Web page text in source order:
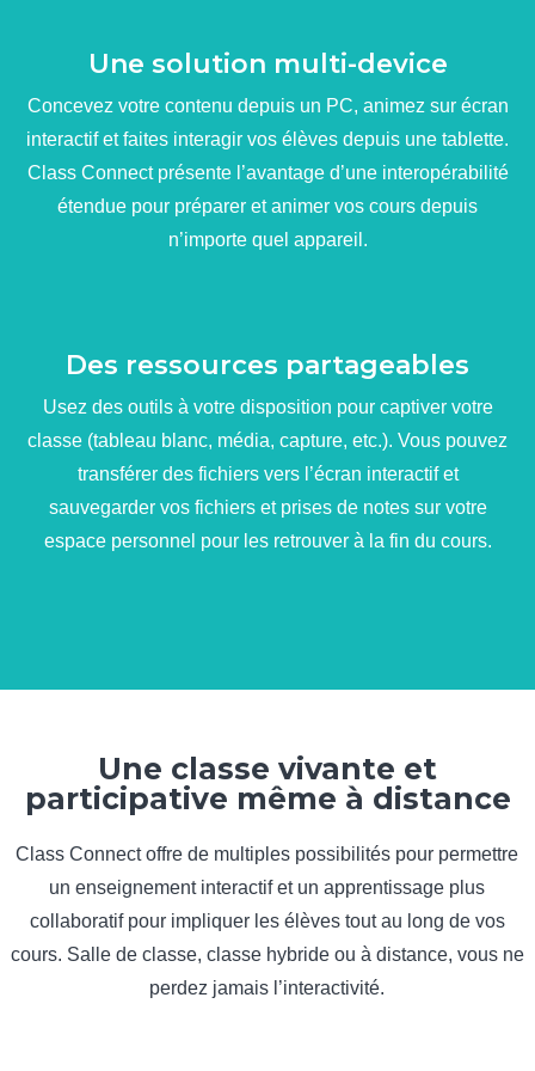
Une solution multi-device
Concevez votre contenu depuis un PC, animez sur écran
interactif et faites interagir vos élèves depuis une tablette.
Class Connect présente l’avantage d’une interopérabilité
étendue pour préparer et animer vos cours depuis
n’importe quel appareil.
Des ressources partageables
Usez des outils à votre disposition pour captiver votre
classe (tableau blanc, média, capture, etc.). Vous pouvez
transférer des fichiers vers l’écran interactif et
sauvegarder vos fichiers et prises de notes sur votre
espace personnel pour les retrouver à la fin du cours.
Une classe vivante et
participative même à distance
Class Connect offre de multiples possibilités pour permettre
un enseignement interactif et un apprentissage plus
collaboratif pour impliquer les élèves tout au long de vos
cours. Salle de classe, classe hybride ou à distance, vous ne
perdez jamais l’interactivité.